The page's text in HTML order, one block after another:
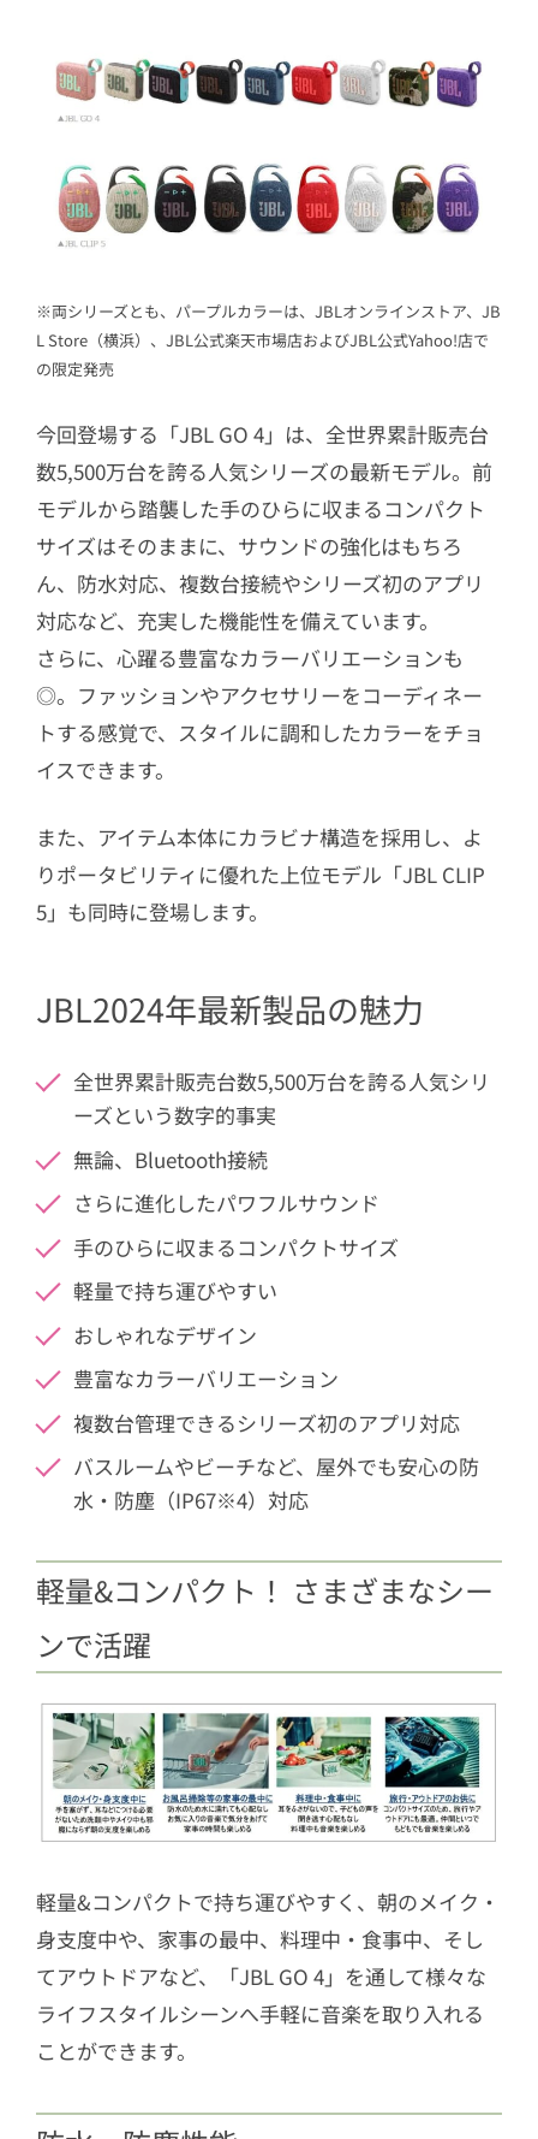
※両シリーズとも、パープルカラーは、JBLオンラインストア、JB
L Store（横浜）、JBL公式楽天市場店およびJBL公式Yahoo!店で
の限定発売
今回登場する「JBL GO 4」は、全世界累計販売台
数5,500万台を誇る人気シリーズの最新モデル。前
モデルから踏襲した手のひらに収まるコンパクト
サイズはそのままに、サウンドの強化はもちろ
ん、防水対応、複数台接続やシリーズ初のアプリ
対応など、充実した機能性を備えています。
さらに、心躍る豊富なカラーバリエーションも
◎。ファッションやアクセサリーをコーディネー
トする感覚で、スタイルに調和したカラーをチョ
イスできます。
また、アイテム本体にカラビナ構造を採用し、よ
りポータビリティに優れた上位モデル「JBL CLIP
5」も同時に登場します。
JBL2024年最新製品の魅力
全世界累計販売台数5,500万台を誇る人気シリ
ーズという数字的事実
無論、Bluetooth接続
さらに進化したパワフルサウンド
手のひらに収まるコンパクトサイズ
軽量で持ち運びやすい
おしゃれなデザイン
豊富なカラーバリエーション
複数台管理できるシリーズ初のアプリ対応
バスルームやビーチなど、屋外でも安心の防
水・防塵（IP67※4）対応
軽量&コンパクト！ さまざまなシー
ンで活躍
軽量&コンパクトで持ち運びやすく、朝のメイク・
身支度中や、家事の最中、料理中・食事中、そし
てアウトドアなど、「JBL GO 4」を通して様々な
ライフスタイルシーンへ手軽に音楽を取り入れる
ことができます。